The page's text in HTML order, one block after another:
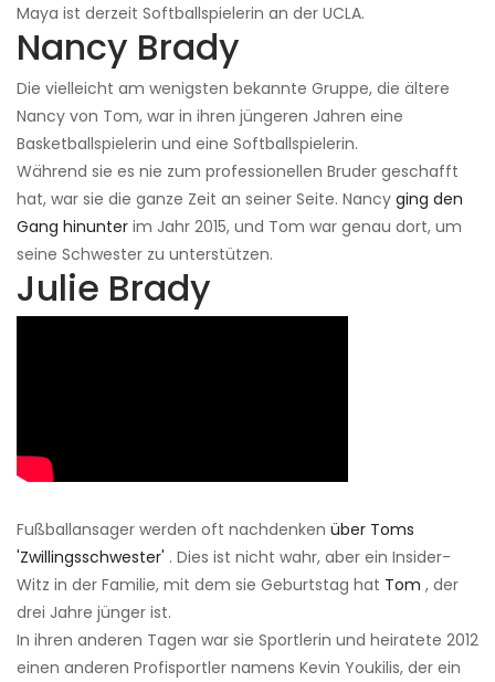
Maya ist derzeit Softballspielerin an der UCLA.
Nancy Brady
Die vielleicht am wenigsten bekannte Gruppe, die ältere
Nancy von Tom, war in ihren jüngeren Jahren eine
Basketballspielerin und eine Softballspielerin.
Während sie es nie zum professionellen Bruder geschafft
hat, war sie die ganze Zeit an seiner Seite. Nancy ging den
Gang hinunter im Jahr 2015, und Tom war genau dort, um
seine Schwester zu unterstützen.
Julie Brady
Fußballansager werden oft nachdenken über Toms
'Zwillingsschwester' . Dies ist nicht wahr, aber ein Insider-
Witz in der Familie, mit dem sie Geburtstag hat Tom , der
drei Jahre jünger ist.
In ihren anderen Tagen war sie Sportlerin und heiratete 2012
einen anderen Profisportler namens Kevin Youkilis, der ein